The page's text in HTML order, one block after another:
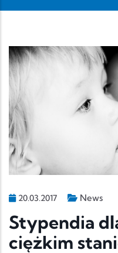
20.03.2017 News
Stypendia
ciężkim